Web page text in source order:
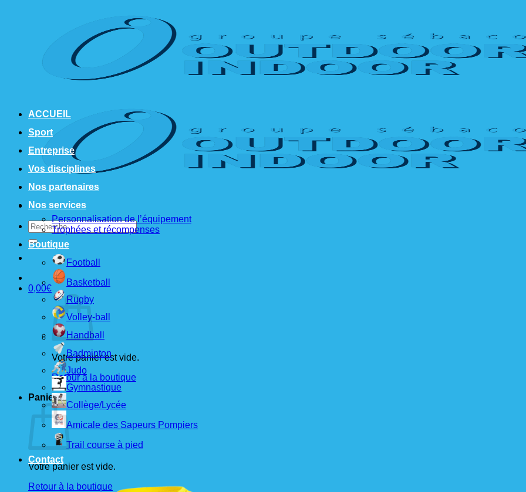
Recherche
pour :
0,00€
Votre panier est vide.
Retour à la boutique
Panier
Votre panier est vide.
Retour à la boutique
ACCUEIL
Sport
Entreprise
Vos disciplines
Nos partenaires
Nos services
Personnalisation de l’équipement
Trophées et récompenses
Boutique
Football
Basketball
Rugby
Volley-ball
Handball
Badminton
Judo
Gymnastique
Collège/Lycée
Amicale des Sapeurs Pompiers
Trail course à pied
Contact